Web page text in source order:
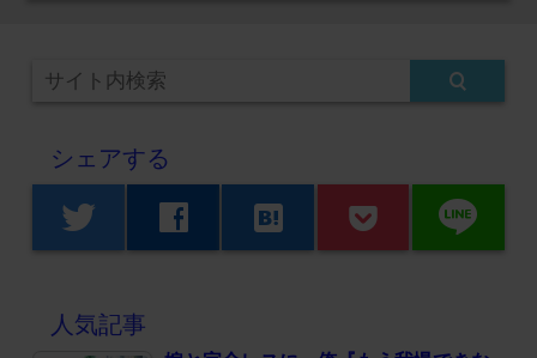
シェアする
twitter facebook hatenabookmark line
人気記事